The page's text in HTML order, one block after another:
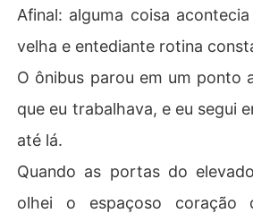
Afinal: alguma coisa
velha e entediante rotina
O ônibus parou em um ponto
que eu trabalhava, e eu segui
até lá.
Quando as portas do
olhei o espaçoso coração